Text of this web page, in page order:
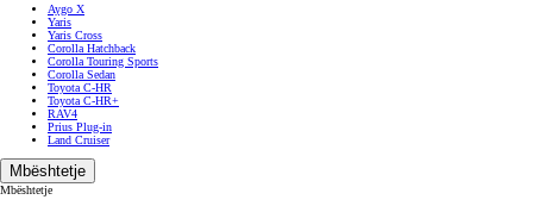
Aygo X
Yaris
Yaris Cross
Corolla Hatchback
Corolla Touring Sports
Corolla Sedan
Toyota C-HR
Toyota C-HR+
RAV4
Prius Plug-in
Land Cruiser
Mbështetje
Mbështetje